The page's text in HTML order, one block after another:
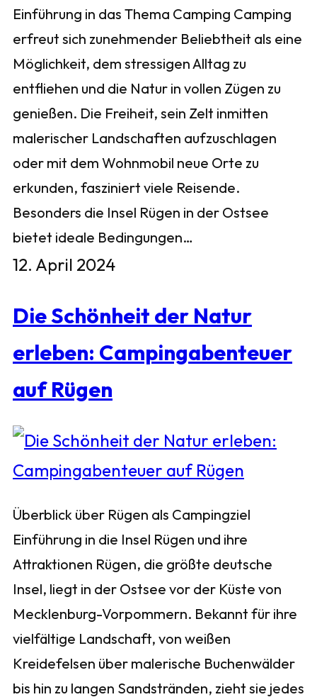
Einführung in das Thema Camping Camping
erfreut sich zunehmender Beliebtheit als eine
Möglichkeit, dem stressigen Alltag zu
entfliehen und die Natur in vollen Zügen zu
genießen. Die Freiheit, sein Zelt inmitten
malerischer Landschaften aufzuschlagen
oder mit dem Wohnmobil neue Orte zu
erkunden, fasziniert viele Reisende.
Besonders die Insel Rügen in der Ostsee
bietet ideale Bedingungen…
12. April 2024
Die Schönheit der Natur
erleben: Campingabenteuer
auf Rügen
Überblick über Rügen als Campingziel
Einführung in die Insel Rügen und ihre
Attraktionen Rügen, die größte deutsche
Insel, liegt in der Ostsee vor der Küste von
Mecklenburg-Vorpommern. Bekannt für ihre
vielfältige Landschaft, von weißen
Kreidefelsen über malerische Buchenwälder
bis hin zu langen Sandstränden, zieht sie jedes